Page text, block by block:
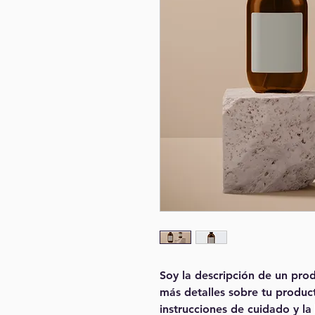
Soy la descripción de un
más detalles sobre tu
instrucciones de cuidado y la